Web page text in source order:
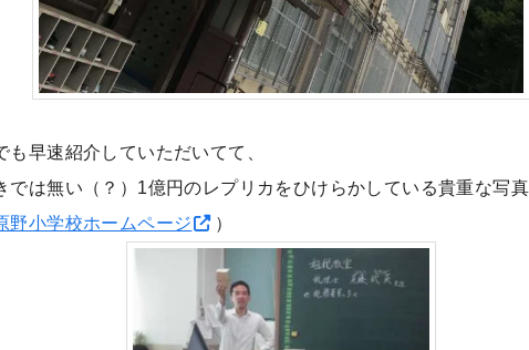
早速紹介していただいてて、
では無い（？）1億円のレプリカをひけらかしている貴重な写
野小学校ホームページ ）